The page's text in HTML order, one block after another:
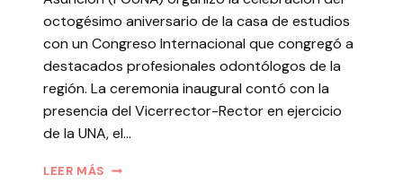
octogésimo aniversario de la casa de estudios
con un Congreso Internacional que congregó a
destacados profesionales odontólogos de la
región. La ceremonia inaugural contó con la
presencia del Vicerrector-Rector en ejercicio
de la UNA, el…
LEER MÁS